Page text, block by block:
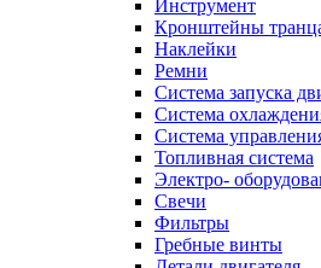
Инструмент
Кронштейны
Наклейки
Ремни
Система запуска
Система
Система
Топливная система
Электро-
Свечи
Фильтры
Гребные винты